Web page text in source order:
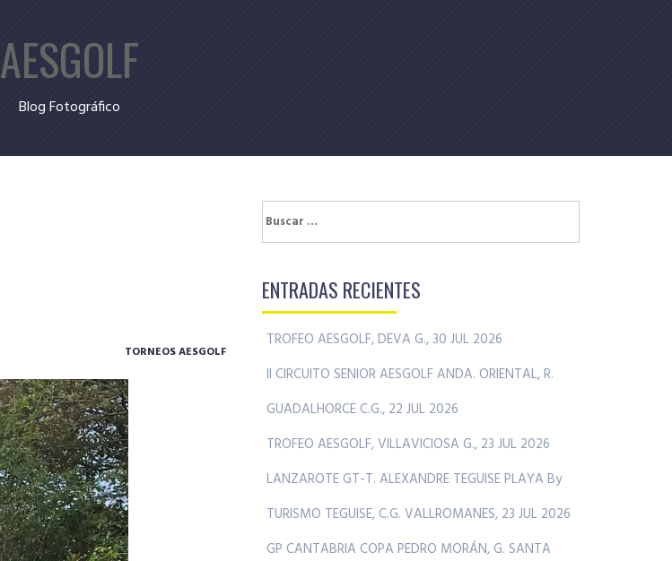
AESGOLF
Blog Fotográfico
TORNEOS AESGOLF
Buscar:
ENTRADAS RECIENTES
TROFEO AESGOLF, DEVA G., 30 JUL 2026
II CIRCUITO SENIOR AESGOLF ANDA. ORIENTAL, R.
GUADALHORCE C.G., 22 JUL 2026
TROFEO AESGOLF, VILLAVICIOSA G., 23 JUL 2026
LANZAROTE GT-T. ALEXANDRE TEGUISE PLAYA By
TURISMO TEGUISE, C.G. VALLROMANES, 23 JUL 2026
GP CANTABRIA COPA PEDRO MORÁN, G. SANTA